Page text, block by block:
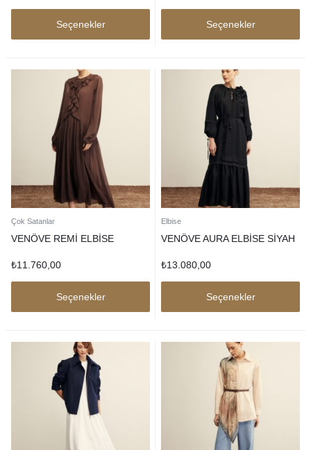
Seçenekler Seçenekler
Çok Satanlar
VENÖVE REMİ ELBİSE
₺11.760,00
Seçenekler
Elbise
VENÖVE AURA ELBİSE SİYAH
₺13.080,00
Seçenekler